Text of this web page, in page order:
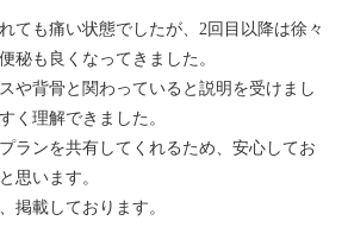
ても痛い状態でしたが、2回目以降は徐々
秘も良くなってきました。
や背骨と関わっていると説明を受けまし
く理解できました。
ランを共有してくれるため、安心してお
思います。
掲載しております。